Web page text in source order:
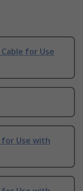
for Use
for Use with